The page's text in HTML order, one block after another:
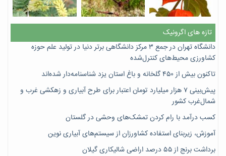
تازه های اگرونیک
دانشگاه تهران در جمع ۳ مرکز دانشگاهی برتر دنیا در تولید علم حوزه
کشاورزی محیط‌های کنترل‌شده
تاکنون بیش از ۴۵۰ گلخانه و باغ استان یزد شناسنامه‌دار شده‌اند
پیش‌بینی ۷‌ هزار میلیارد تومان اعتبار برای طرح آبیاری و زهکشی غرب و
شمال‌غرب کشور
کسب درآمد با رام کردن تمشک‌های وحشی در گلستان
آموزش، زیربنای استفاده کشاورزان از سیستم‌های آبیاری نوین
برداشت برنج از ۵۵ درصد اراضی شالیکاری گیلان